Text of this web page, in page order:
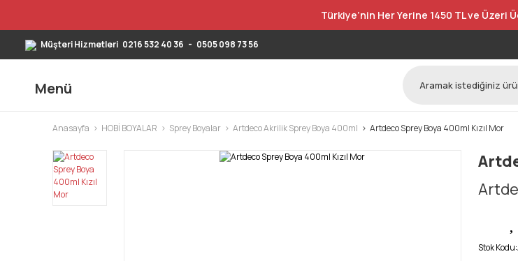
Türkiye’nin Her Yerine 1450 TL ve Üzeri
Müşteri Hizmetleri 0216 532 40 36 - 0505 098 73 56
Menü
Anasayfa HOBİ BOYALAR Sprey Boyalar Artdeco Akrilik Sprey Boya 400ml Artdeco Sprey Boya 400ml Kızıl Mor
Stok Kodu: